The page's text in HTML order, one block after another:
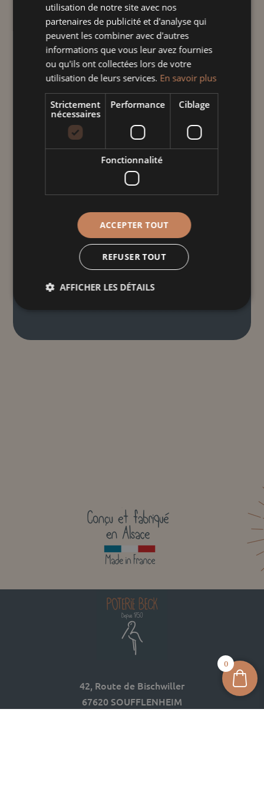
Taille
quantité
de
Saladier
àlt
Ajouter au panier
Informations
42, Route de Bischwiller
67620 SOUFFLENHEIM
0
utilisation de notre site avec nos
partenaires de publicité et d'analyse qui
peuvent les combiner avec d'autres
informations que vous leur avez fournies
ou qu'ils ont collectées lors de votre
utilisation de leurs services. En savoir plus
Strictement
nécessaires
Performance Ciblage
Fonctionnalité
ACCEPTER TOUT
REFUSER TOUT
AFFICHER LES DÉTAILS